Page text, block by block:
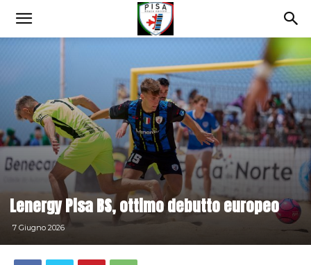
Lenergy Pisa BS, ottimo debutto europeo
7 Giugno 2026